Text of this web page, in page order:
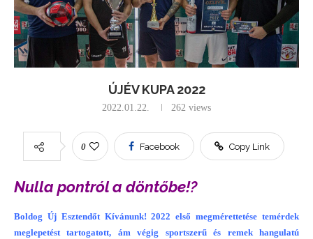
ÚJÉV KUPA 2022
2022.01.22. 262 views
0 Facebook Copy Link
Nulla pontról a döntőbe!?
Boldog Új Esztendőt Kívánunk! 2022 első megmérettetése temérdek
meglepetést tartogatott, ám végig sportszerű és remek hangulatú